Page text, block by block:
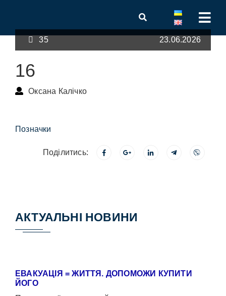
35 23.06.2026
16
Оксана Калічко
Позначки
Поділитись:
АКТУАЛЬНІ НОВИНИ
ЕВАКУАЦІЯ = ЖИТТЯ. ДОПОМОЖИ КУПИТИ
ЙОГО